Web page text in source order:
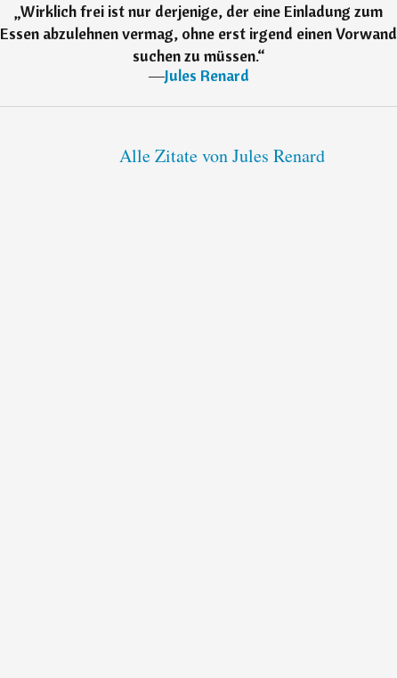
„Wirklich frei ist nur derjenige, der eine Einladung zum
Essen abzulehnen vermag, ohne erst irgend einen Vorwand
suchen zu müssen.“
―Jules Renard
Alle Zitate von Jules Renard